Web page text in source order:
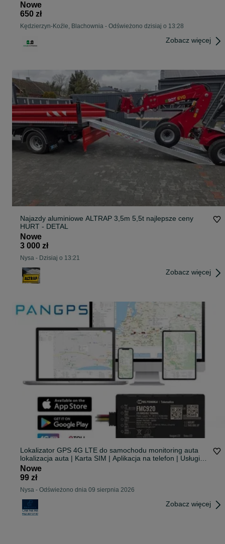
Nowe
650 zł
Kędzierzyn-Koźle, Blachownia - Odświeżono dzisiaj o 13:28
Zobacz więcej
Najazdy aluminiowe ALTRAP 3,5m 5,5t najlepsze ceny
HURT - DETAL
Nowe
3 000 zł
Nysa - Dzisiaj o 13:21
Zobacz więcej
Lokalizator GPS 4G LTE do samochodu monitoring auta
lokalizacja auta | Karta SIM | Aplikacja na telefon | Usługi
świadczymy na terenie całej Polski |
Nowe
99 zł
Nysa - Odświeżono dnia 09 sierpnia 2026
Zobacz więcej